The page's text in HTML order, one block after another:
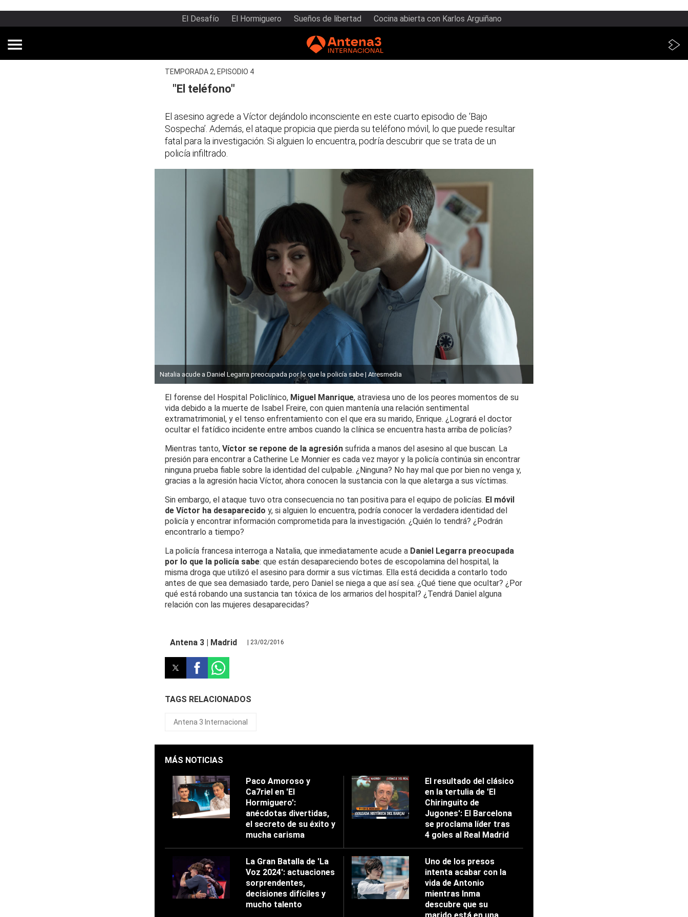
El Desafío El Hormiguero Sueños de libertad Cocina abierta con Karlos Arguiñano
TEMPORADA 2, EPISODIO 4
"El teléfono"
El asesino agrede a Víctor dejándolo inconsciente en este cuarto episodio de ‘Bajo
Sospecha’. Además, el ataque propicia que pierda su teléfono móvil, lo que puede resultar
fatal para la investigación. Si alguien lo encuentra, podría descubrir que se trata de un
policía infiltrado.
Natalia acude a Daniel Legarra preocupada por lo que la policía sabe | Atresmedia
El forense del Hospital Policlínico, Miguel Manrique, atraviesa uno de los peores momentos de su
vida debido a la muerte de Isabel Freire, con quien mantenía una relación sentimental
extramatrimonial, y el tenso enfrentamiento con el que era su marido, Enrique. ¿Logrará el doctor
ocultar el fatídico incidente entre ambos cuando la clínica se encuentra hasta arriba de policías?
Mientras tanto, Víctor se repone de la agresión sufrida a manos del asesino al que buscan. La
presión para encontrar a Catherine Le Monnier es cada vez mayor y la policía continúa sin encontrar
ninguna prueba fiable sobre la identidad del culpable. ¿Ninguna? No hay mal que por bien no venga y,
gracias a la agresión hacia Víctor, ahora conocen la sustancia con la que aletarga a sus víctimas.
Sin embargo, el ataque tuvo otra consecuencia no tan positiva para el equipo de policías. El móvil
de Víctor ha desaparecido y, si alguien lo encuentra, podría conocer la verdadera identidad del
policía y encontrar información comprometida para la investigación. ¿Quién lo tendrá? ¿Podrán
encontrarlo a tiempo?
La policía francesa interroga a Natalia, que inmediatamente acude a Daniel Legarra preocupada
por lo que la policía sabe: que están desapareciendo botes de escopolamina del hospital, la
misma droga que utilizó el asesino para dormir a sus víctimas. Ella está decidida a contarlo todo
antes de que sea demasiado tarde, pero Daniel se niega a que así sea. ¿Qué tiene que ocultar? ¿Por
qué está robando una sustancia tan tóxica de los armarios del hospital? ¿Tendrá Daniel alguna
relación con las mujeres desaparecidas?
Antena 3 | Madrid | 23/02/2016
TAGS RELACIONADOS
Antena 3 Internacional
MÁS NOTICIAS
Paco Amoroso y
Ca7riel en 'El
Hormiguero':
anécdotas divertidas,
el secreto de su éxito y
mucha carisma
El resultado del clásico
en la tertulia de 'El
Chiringuito de
Jugones': El Barcelona
se proclama líder tras
4 goles al Real Madrid
La Gran Batalla de 'La
Voz 2024': actuaciones
sorprendentes,
decisiones difíciles y
mucho talento
Uno de los presos
intenta acabar con la
vida de Antonio
mientras Inma
descubre que su
marido está en una